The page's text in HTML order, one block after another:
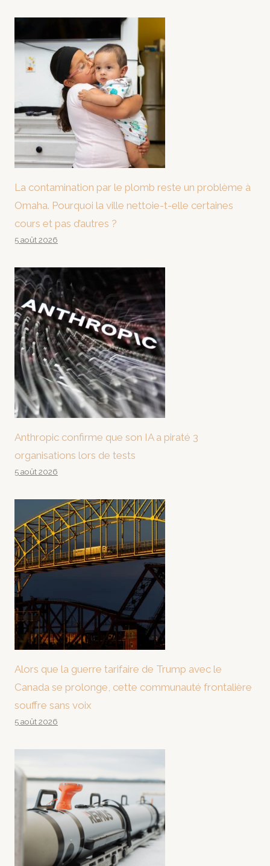
La contamination par le plomb reste un problème à
Omaha. Pourquoi la ville nettoie-t-elle certaines
cours et pas d’autres ?
5 août 2026
Anthropic confirme que son IA a piraté 3
organisations lors de tests
5 août 2026
Alors que la guerre tarifaire de Trump avec le
Canada se prolonge, cette communauté frontalière
souffre sans voix
5 août 2026